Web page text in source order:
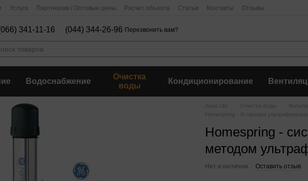
Услуги Партнерам / Оптовые цены Расчет объекта Статьи Контакты Отзывы
341-11-16 (044) 344-26-96 Перезвонить вам?
Водоснабжение
Очистка
воды
Кондиционирование
Aqua Life Очистка воды
Homespring - Установка
Homespring -
методом
Нет в наличии Оставить отзыв